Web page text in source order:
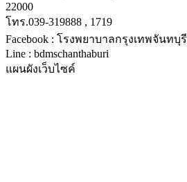
22000
โทร.039-319888 , 1719
Facebook : โรงพยาบาลกรุงเทพจันทบุรี
Line : bdmschanthaburi
แผนผังเว็บไซค์